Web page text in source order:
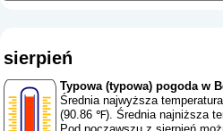
sierpień
Typowa (typowa) pogoda w
Średnia najwyższa
(90.86 ℉). Średnia najniższa